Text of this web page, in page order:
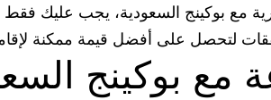
مع بوكينج السعودية، يجب عليك فقط
لتحصل على أفضل قيمة ممكنة
مع بوكينج